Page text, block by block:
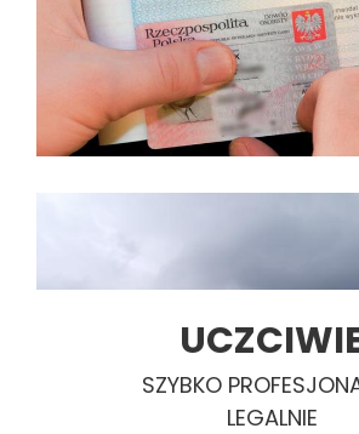
SZYBKO
LEGALNIE